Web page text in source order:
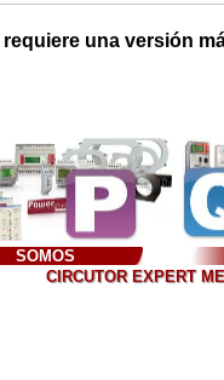
una versión
SOMOS
CIRCUTOR EXPERT